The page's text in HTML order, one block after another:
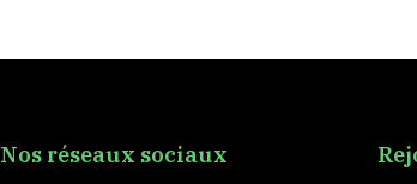
Nos réseaux sociaux